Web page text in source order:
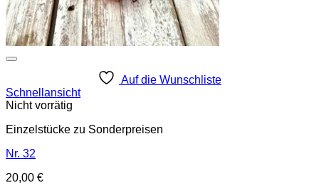
Auf die Wunschliste
Schnellansicht
Nicht vorrätig
Einzelstücke zu Sonderpreisen
Nr. 32
20,00 €